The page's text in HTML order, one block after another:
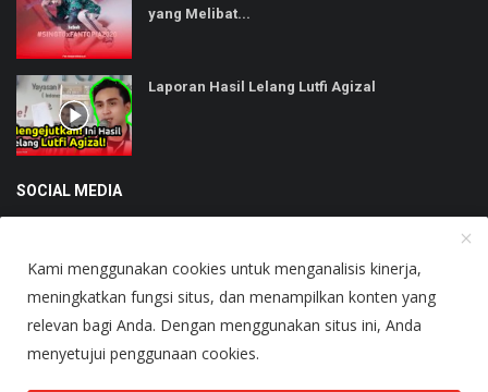
yang Melibat...
Laporan Hasil Lelang Lutfi Agizal
SOCIAL MEDIA
Copyright © 2025 Heboh - All Rights Reserved.
Kami menggunakan cookies untuk menganalisis kinerja,
meningkatkan fungsi situs, dan menampilkan konten yang
relevan bagi Anda. Dengan menggunakan situs ini, Anda
menyetujui penggunaan cookies.